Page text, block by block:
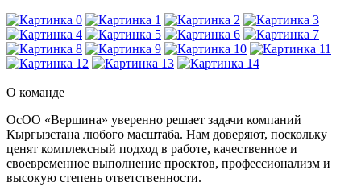
О команде
ОсОО «Вершина» уверенно решает задачи компаний
Кыргызстана любого масштаба. Нам доверяют, поскольку
ценят комплексный подход в работе, качественное и
своевременное выполнение проектов, профессионализм и
высокую степень ответственности.